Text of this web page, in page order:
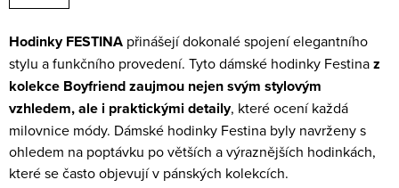
Hodinky FESTINA přinášejí dokonalé spojení elegantního
stylu a funkčního provedení. Tyto dámské hodinky Festinaz
kolekce Boyfriend zaujmou nejen svým stylovým
vzhledem, ale i praktickými detaily, které ocení každá
milovnice módy. Dámské hodinky Festina byly navrženy s
ohledem na poptávku po větších a výraznějších hodinkách,
které se často objevují v pánských kolekcích.